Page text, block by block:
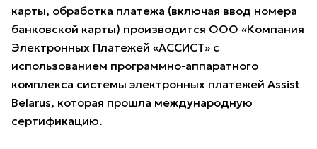
карты, обработка платежа (включая ввод номера
банковской карты) производится ООО «Компания
Электронных Платежей «АССИСТ» с
использованием программно-аппаратного
комплекса системы электронных платежей Assist
Belarus, которая прошла международную
сертификацию.